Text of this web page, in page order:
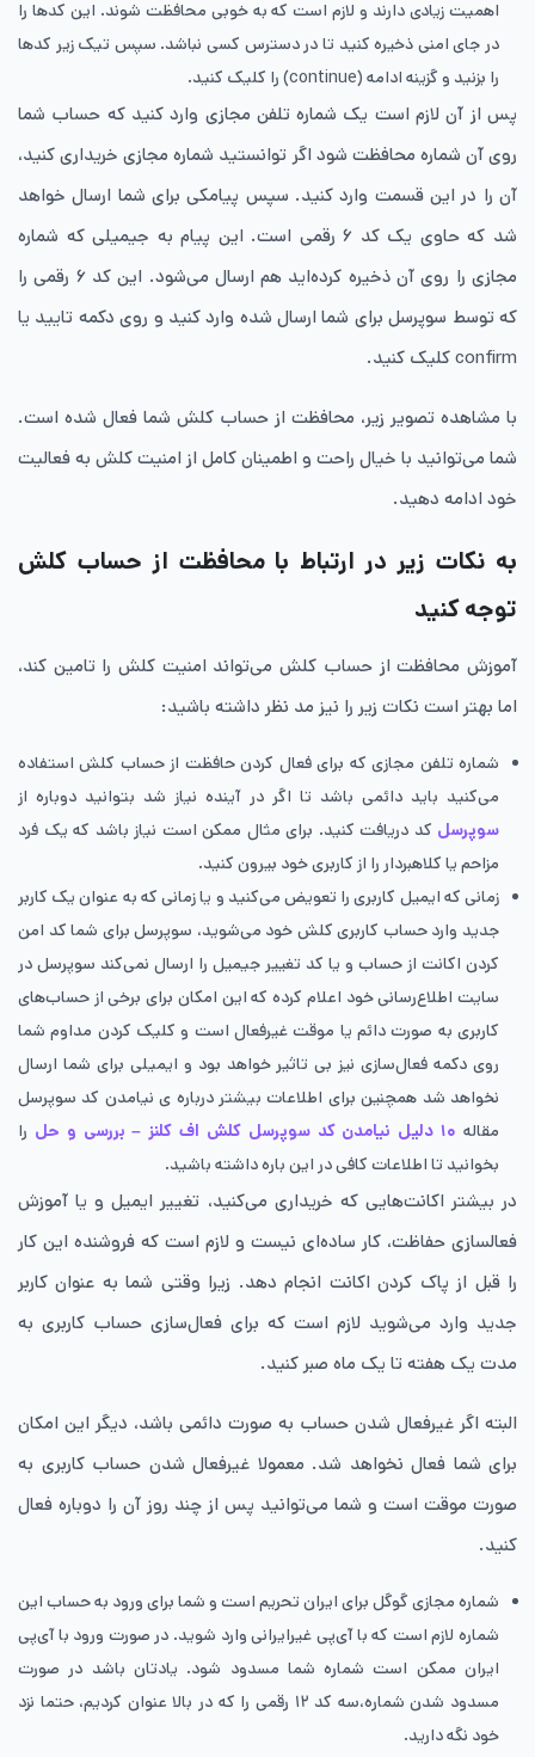
اهمیت زیادی دارند و لازم است که به خوبی محافظت شوند. این کدها را
در جای امنی ذخیره کنید تا در دسترس کسی نباشد. سپس تیک زیر کدها
را بزنید و گزینه ادامه (continue) را کلیک کنید.
پس از آن لازم است یک شماره تلفن مجازی وارد کنید که حساب شما
روی آن شماره محافظت شود اگر توانستید شماره مجازی خریداری کنید،
آن را در این قسمت وارد کنید. سپس پیامکی برای شما ارسال خواهد
شد که حاوی یک کد ۶ رقمی است. این پیام به جیمیلی که شماره
مجازی را روی آن ذخیره کرده‌اید هم ارسال می‌شود. این کد ۶ رقمی را
که توسط سوپرسل برای شما ارسال شده وارد کنید و روی دکمه تایید یا
confirm کلیک کنید.
با مشاهده تصویر زیر، محافظت از حساب کلش شما فعال شده است.
شما می‌توانید با خیال راحت و اطمینان کامل از امنیت کلش به فعالیت
خود ادامه دهید.
به نکات زیر در ارتباط با محافظت از حساب کلش
توجه کنید
آموزش محافظت از حساب کلش می‌تواند امنیت کلش را تامین کند،
اما بهتر است نکات زیر را نیز مد نظر داشته باشید:
شماره تلفن مجازی که برای فعال کردن حافظت از حساب کلش استفاده
می‌کنید باید دائمی باشد تا اگر در آینده نیاز شد بتوانید دوباره از
سوپرسل کد دریافت کنید. برای مثال ممکن است نیاز باشد که یک فرد
مزاحم یا کلاهبردار را از کاربری خود بیرون کنید.
زمانی که ایمیل کاربری را تعویض می‌کنید و یا زمانی که به عنوان یک کاربر
جدید وارد حساب کاربری کلش خود می‌شوید، سوپرسل برای شما کد امن
کردن اکانت از حساب و یا کد تغییر جیمیل را ارسال نمی‌کند سوپرسل در
سایت اطلاع‌رسانی خود اعلام کرده که این امکان برای برخی از حساب‌های
کاربری به صورت دائم یا موقت غیرفعال است و کلیک کردن مداوم شما
روی دکمه فعال‌سازی نیز بی تاثیر خواهد بود و ایمیلی برای شما ارسال
نخواهد شد همچنین برای اطلاعات بیشتر درباره ی نیامدن کد سوپرسل
مقاله ۱۰ دلیل نیامدن کد سوپرسل کلش اف کلنز – بررسی و حل
را
بخوانید تا اطلاعات کافی در این باره داشته باشید.
در بیشتر اکانت‌هایی که خریداری می‌کنید، تغییر ایمیل و یا آموزش
فعالسازی حفاظت، کار ساده‌ای نیست و لازم است که فروشنده این کار
را قبل از پاک کردن اکانت انجام دهد. زیرا وقتی شما به عنوان کاربر
جدید وارد می‌شوید لازم است که برای فعال‌سازی حساب کاربری به
مدت یک هفته تا یک ماه صبر کنید.
البته اگر غیرفعال شدن حساب به صورت دائمی باشد، دیگر این امکان
برای شما فعال نخواهد شد. معمولا غیرفعال شدن حساب کاربری به
صورت موقت است و شما می‌توانید پس از چند روز آن را دوباره فعال
کنید.
شماره مجازی گوگل برای ایران تحریم است و شما برای ورود به حساب این
شماره لازم است که با آی‌پی غیرایرانی وارد شوید. در صورت ورود با آی‌پی
ایران ممکن است شماره شما مسدود شود. یادتان باشد در صورت
مسدود شدن شماره،سه کد ۱۲ رقمی را که در بالا عنوان کردیم، حتما نزد
خود نگه دارید.